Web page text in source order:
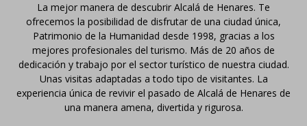
La mejor manera de descubrir Alcalá de Henares. Te
ofrecemos la posibilidad de disfrutar de una ciudad única,
Patrimonio de la Humanidad desde 1998, gracias a los
mejores profesionales del turismo. Más de 20 años de
dedicación y trabajo por el sector turístico de nuestra ciudad.
Unas visitas adaptadas a todo tipo de visitantes. La
experiencia única de revivir el pasado de Alcalá de Henares de
una manera amena, divertida y rigurosa.